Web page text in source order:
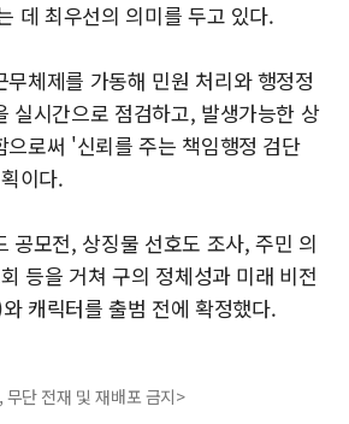
데 최우선의 의미를 두고 있다.
체제를 가동해 민원 처리와 행정정
실시간으로 점검하고, 발생가능한 상
으로써 '신뢰를 주는 책임행정 검단
이다.
공모전, 상징물 선호도 조사, 주민 의
등을 거쳐 구의 정체성과 미래 비전
캐릭터를 출범 전에 확정했다.
단 전재 및 재배포 금지>